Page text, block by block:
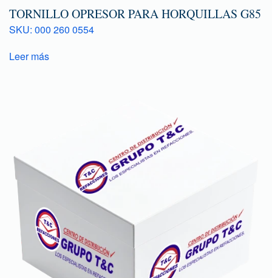
TORNILLO OPRESOR PARA HORQUILLAS G85
SKU: 000 260 0554
Leer más